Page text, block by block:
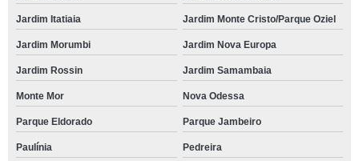
Jardim Itatiaia Jardim Monte Cristo/Parque Oziel
Jardim Morumbi Jardim Nova Europa
Jardim Rossin Jardim Samambaia
Monte Mor Nova Odessa
Parque Eldorado Parque Jambeiro
Paulínia Pedreira